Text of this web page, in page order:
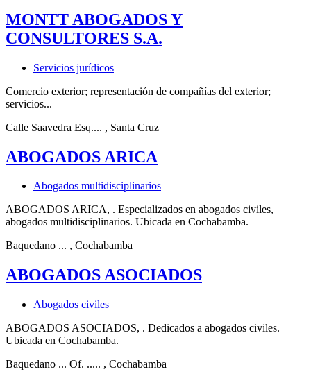
MONTT ABOGADOS Y
CONSULTORES S.A.
Servicios jurídicos
Comercio exterior; representación de compañías del exterior;
servicios...
Calle Saavedra Esq.... , Santa Cruz
ABOGADOS ARICA
Abogados multidisciplinarios
ABOGADOS ARICA, . Especializados en abogados civiles,
abogados multidisciplinarios. Ubicada en Cochabamba.
Baquedano ... , Cochabamba
ABOGADOS ASOCIADOS
Abogados civiles
ABOGADOS ASOCIADOS, . Dedicados a abogados civiles.
Ubicada en Cochabamba.
Baquedano ... Of. ..... , Cochabamba